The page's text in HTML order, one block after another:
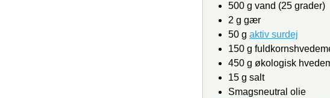
500 g vand (25 grader)
2 g gær
50 g aktiv surdej
150 g
450 g økologisk
15 g salt
Smagsneutral olie